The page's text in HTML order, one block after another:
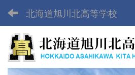
北海道旭川北高等学校